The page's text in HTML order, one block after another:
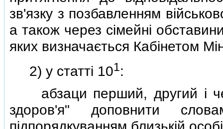
зв'язку з позбавленням
а також через сiмейнi
яких визначається Кабiнетом
2) у статтi 101:
абзаци перший, другий i
здоров'я" доповнити